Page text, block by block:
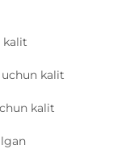
kalit
kalit
kalit